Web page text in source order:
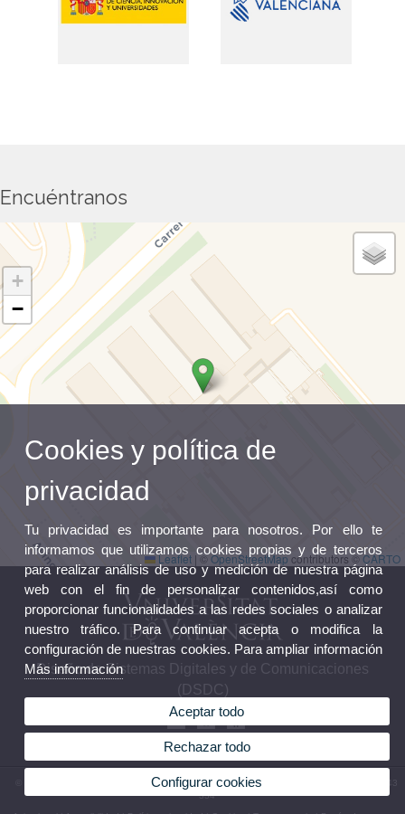
Encuéntranos
+
−
Leaflet |©OpenStreetMapcontributors ©CARTO
Diseño de Sistemas Digitales y de Comunicaciones
(DSDC)
© 2026 UV. - Avenida de la Universitat s/n 46100 Burjassot. Valencia. España. Tel. 963 543
334
Cookies y política de
privacidad
Tu privacidad es importante para nosotros. Por ello te
informamos que utilizamos cookies propias y de terceros
para realizar análisis de uso y medición de nuestra página
web con el fin de personalizar contenidos,así como
proporcionar funcionalidades a las redes sociales o analizar
nuestro tráfico. Para continuar acepta o modifica la
configuración de nuestras cookies. Para ampliar información
Más información
Aceptar todo
Rechazar todo
Configurar cookies